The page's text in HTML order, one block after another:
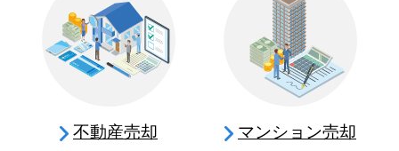
不動産売却 マンション売却